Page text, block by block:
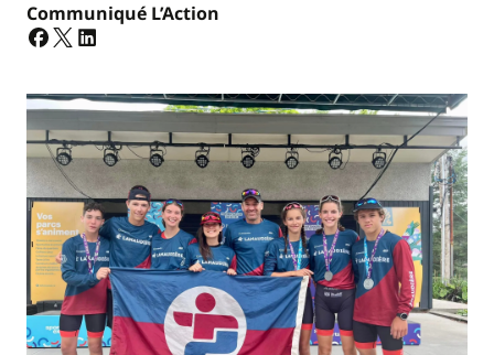
Communiqué L’Action